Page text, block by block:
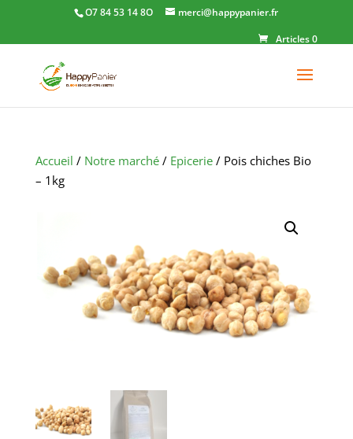
O7 84 53 14 8O
merci@happypanier.fr
Articles 0
Accueil / Notre marché/ Epicerie/ Pois chiches Bio
– 1kg